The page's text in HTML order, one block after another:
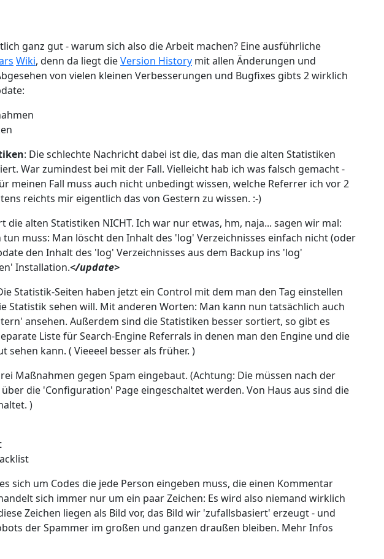
ganz gut - warum sich also die Arbeit machen? Eine ausführliche
Wiki, denn da liegt dieVersion History mit allen Änderungen und
von vielen kleinen Verbesserungen und Bugfixes gibts 2 wirklich
: Die schlechte Nachricht dabei ist die, das man die alten Statistiken
War zumindest bei mit der Fall. Vielleicht hab ich was falsch gemacht -
meinen Fall muss auch nicht unbedingt wissen, welche Referrer ich vor 2
reichts mir eigentlich das von Gestern zu wissen. :-)
die alten Statistiken NICHT. Ich war nur etwas, hm, naja... sagen wir mal:
tun muss: Man löscht den Inhalt des 'log' Verzeichnisses einfach nicht (oder
den Inhalt des 'log' Verzeichnisses aus dem Backup ins 'log'
Installation.</update>
Statistik-Seiten haben jetzt ein Control mit dem man den Tag einstellen
Statistik sehen will. Mit anderen Worten: Man kann nun tatsächlich auch
ansehen. Außerdem sind die Statistiken besser sortiert, so gibt es
Liste für Search-Engine Referrals in denen man den Engine und die
sehen kann. ( Vieeeel besser als früher. )
Maßnahmen gegen Spam eingebaut. (Achtung: Die müssen nach der
die 'Configuration' Page eingeschaltet werden. Von Haus aus sind die
)
sich um Codes die jede Person eingeben muss, die einen Kommentar
sich immer nur um ein paar Zeichen: Es wird also niemand wirklich
Zeichen liegen als Bild vor, das Bild wir 'zufallsbasiert' erzeugt - und
der Spammer im großen und ganzen draußen bleiben. Mehr Infos